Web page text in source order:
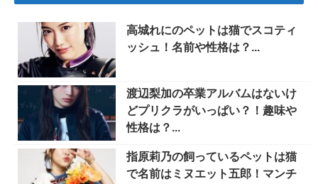
高城れにのペットは猫でスコティ
ッシュ！名前や性格は？...
渡辺梨加の卒業アルバムはないけ
どプリクラがいっぱい？！趣味や
性格は？...
指原莉乃の飼っているペットは猫
で名前はミヌエット五郎！マンチ